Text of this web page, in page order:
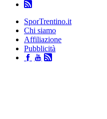
SporTrentino.it
Chi siamo
Affiliazione
Pubblicità